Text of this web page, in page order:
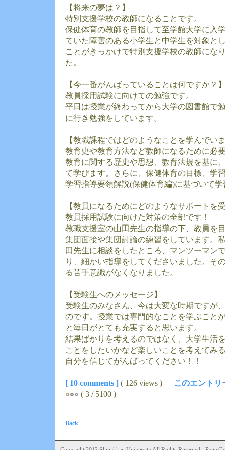
【将来の夢は？】
特別支援学校の教師になることです。
保健体育の教師を目指して至学館大学に入
ていた障害のある小学生と中学生を対象と
ことがきっかけで特別支援学校の教師にな
た。
【今一番がんばっていることは何ですか？
教員採用試験に向けての勉強です。
平日は授業が終わってから大学の図書館で
に行き勉強をしています。
【教職課程ではどのようなことを学んでい
教育史や教育方法など教師になるために必
教育に関する歴史や思想、教育法規を基に
て学びます。さらに、保健体育の目標、学
学習指導要領解説(保健体育編)に基づいて
【教員になるためにどのようなサポートを
教員採用試験に向けた対策の全部です！
教職支援室の山田先生の指導の下、教員を
集団面接や集団討論の練習をしています。
田先生に相談をしたところ、マンツーマン
り、細かい指導をしてくださいました。そ
る苦手意識がなくなりました。
【受験生へのメッセージ】
受験生のみなさん、今は大変な時期ですが
のです。授業では専門的なことを学ぶこと
と毎日がとても充実すると思います。
結果ばかりを考えるのではなく、大学生活
ことをしたいかなど楽しいことを考えてみ
自分を信じてがんばってください！！
[ 10 comments ] ( 126 views ) | このエント
( 3 / 5100 )
Back